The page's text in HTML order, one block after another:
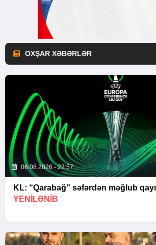
OXŞAR XƏBƏRLƏR
06.08.2026 - 22:57
KL: “Qarabağ” səfərdən məğlub
YENİLƏNİB